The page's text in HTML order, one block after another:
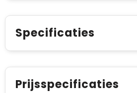
Specificaties
Prijsspecificaties